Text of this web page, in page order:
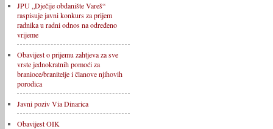
JPU „Dječije obdanište Vareš“
raspisuje javni konkurs za prijem
radnika u radni odnos na određeno
vrijeme
Obavijest o prijemu zahtjeva za sve
vrste jednokratnih pomoći za
branioce/branitelje i članove njihovih
porodica
Javni poziv Via Dinarica
Obavijest OIK